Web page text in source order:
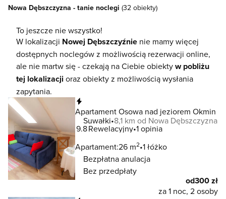
Nowa Dębszczyzna - tanie noclegi (32 obiekty)
To jeszcze nie wszystko!
W lokalizacji Nowej Dębszczyźnie nie mamy więcej
dostępnych noclegów z możliwością rezerwacji online,
ale nie martw się - czekają na Ciebie obiektyw pobliżu
tej lokalizacji oraz obiekty z możliwością wysłania
zapytania.
Apartament Osowa nad jeziorem Okmin
Suwałki 8,1 km od Nowa Dębszczyzna
9.8Rewelacyjny 1 opinia
Apartament:26 m2 1 łóżko
Bezpłatna anulacja
Bez przedpłaty
od300 zł
za 1 noc, 2 osoby